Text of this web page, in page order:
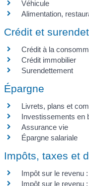
Véhicule
Alimentation,
Crédit et
Crédit à la
Crédit immobilier
Surendettement
Épargne
Livrets, plans et
Investissements en
Assurance vie
Épargne salariale
Impôts, taxes et
Impôt sur le revenu
Impôt sur le revenu